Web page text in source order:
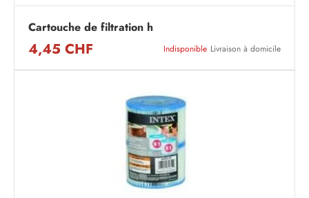
Cartouche de filtration h
4,45 CHF Indisponible Livraison à domicile